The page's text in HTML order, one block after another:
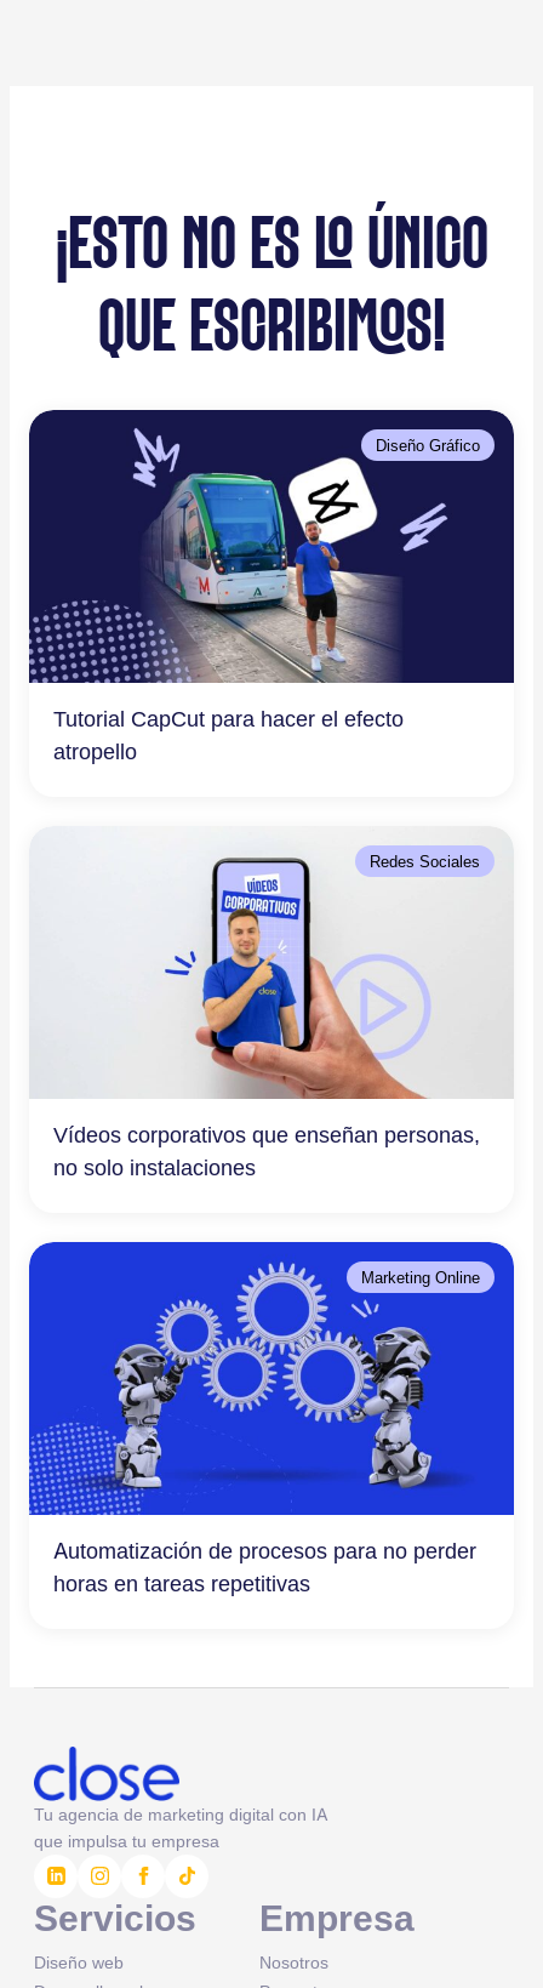
¡ESTO NO ES LO ÚNICO
QUE ESCRIBIMOS!
Diseño Gráfico
Tutorial CapCut para hacer el efecto
atropello
Redes Sociales
Vídeos corporativos que enseñan personas,
no solo instalaciones
Marketing Online
Automatización de procesos para no perder
horas en tareas repetitivas
Tu agencia de marketing digital con IA
que impulsa tu empresa
Servicios
Diseño web
Empresa
Nosotros